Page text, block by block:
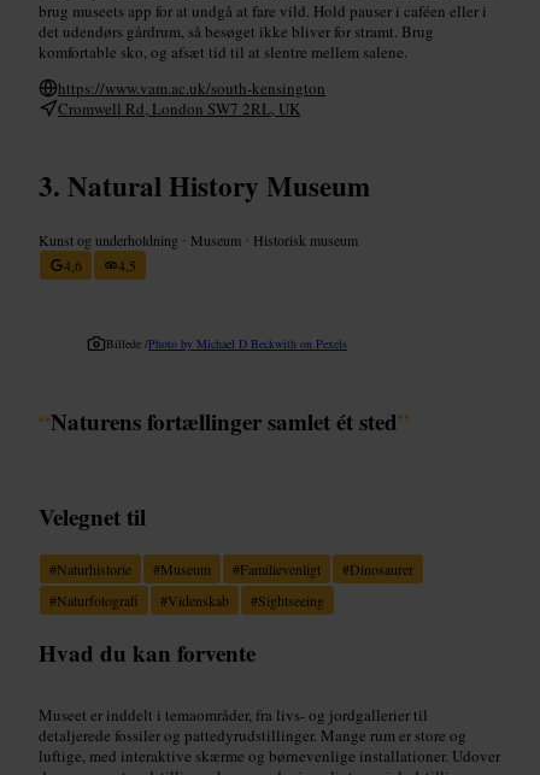
brug museets app for at undgå at fare vild. Hold pauser i caféen eller i
det udendørs gårdrum, så besøget ikke bliver for stramt. Brug
komfortable sko, og afsæt tid til at slentre mellem salene.
https://www.vam.ac.uk/south-kensington
Cromwell Rd, London SW7 2RL, UK
Natural History Museum
Kunst og underholdning • Museum • Historisk museum
4,6
4,5
Billede /Photo by Michael D Beckwith on Pexels
“Naturens fortællinger samlet ét sted”
Velegnet til
#Naturhistorie #Museum #Familievenligt #Dinosaurer
#Naturfotografi #Videnskab #Sightseeing
Hvad du kan forvente
Museet er inddelt i temaområder, fra livs- og jordgallerier til
detaljerede fossiler og pattedyrudstillinger. Mange rum er store og
luftige, med interaktive skærme og børnevenlige installationer. Udover